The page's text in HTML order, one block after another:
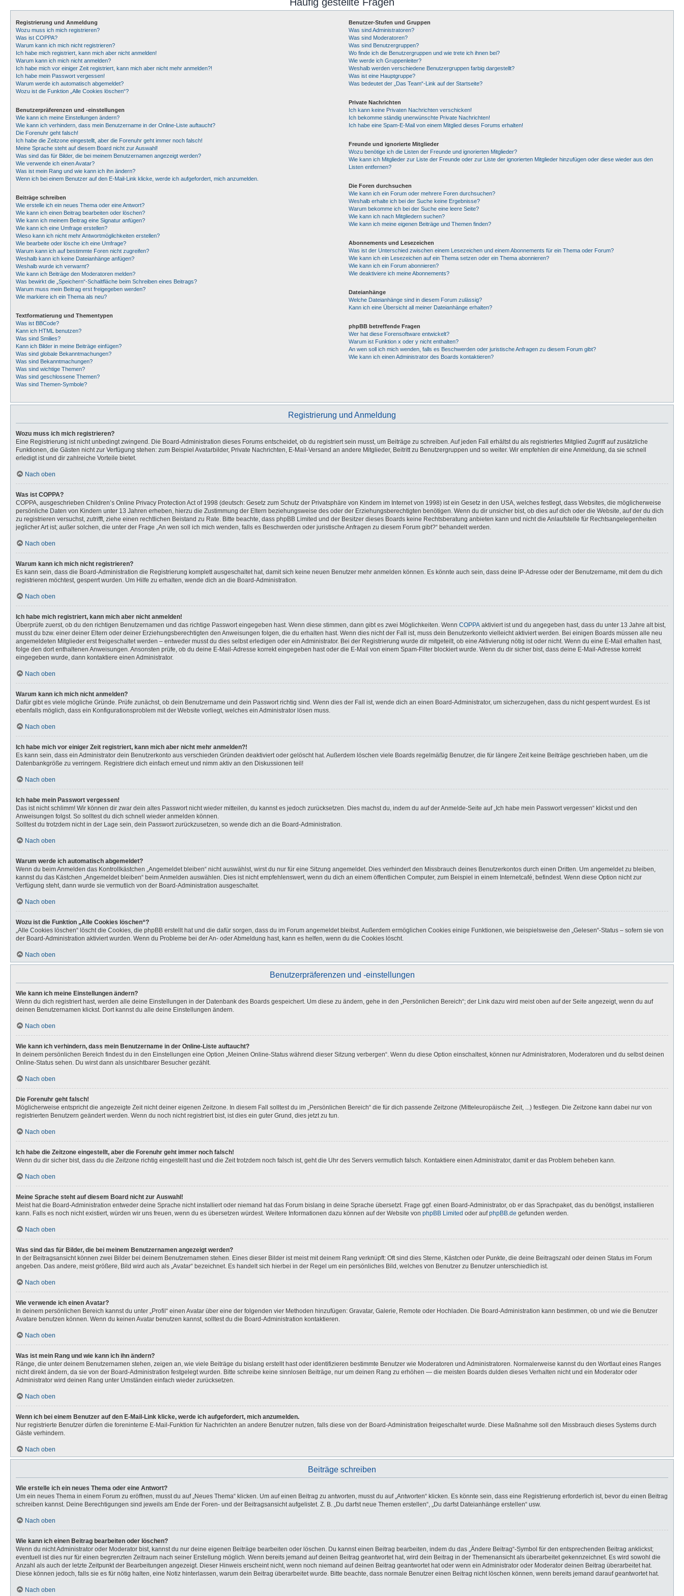
Registrierung und Anmeldung
Wozu muss ich mich registrieren?
Was ist COPPA?
Warum kann ich mich nicht registrieren?
Ich habe mich registriert, kann mich aber nicht anmelden!
Warum kann ich mich nicht anmelden?
Ich habe mich vor einiger Zeit registriert, kann mich aber nicht mehr anmelden?!
Ich habe mein Passwort vergessen!
Warum werde ich automatisch abgemeldet?
Wozu ist die Funktion „Alle Cookies löschen“?
Benutzerpräferenzen und -einstellungen
Wie kann ich meine Einstellungen ändern?
Wie kann ich verhindern, dass mein Benutzername in der Online-Liste auftaucht?
Die Forenuhr geht falsch!
Ich habe die Zeitzone eingestellt, aber die Forenuhr geht immer noch falsch!
Meine Sprache steht auf diesem Board nicht zur Auswahl!
Was sind das für Bilder, die bei meinem Benutzernamen angezeigt werden?
Wie verwende ich einen Avatar?
Was ist mein Rang und wie kann ich ihn ändern?
Wenn ich bei einem Benutzer auf den E-Mail-Link klicke, werde ich aufgefordert, mich anzumelden.
Beiträge schreiben
Wie erstelle ich ein neues Thema oder eine Antwort?
Wie kann ich einen Beitrag bearbeiten oder löschen?
Wie kann ich meinem Beitrag eine Signatur anfügen?
Wie kann ich eine Umfrage erstellen?
Wieso kann ich nicht mehr Antwortmöglichkeiten erstellen?
Wie bearbeite oder lösche ich eine Umfrage?
Warum kann ich auf bestimmte Foren nicht zugreifen?
Weshalb kann ich keine Dateianhänge anfügen?
Weshalb wurde ich verwarnt?
Wie kann ich Beiträge den Moderatoren melden?
Was bewirkt die „Speichern“-Schaltfläche beim Schreiben eines Beitrags?
Warum muss mein Beitrag erst freigegeben werden?
Wie markiere ich ein Thema als neu?
Textformatierung und Thementypen
Was ist BBCode?
Kann ich HTML benutzen?
Was sind Smilies?
Kann ich Bilder in meine Beiträge einfügen?
Was sind globale Bekanntmachungen?
Was sind Bekanntmachungen?
Was sind wichtige Themen?
Was sind geschlossene Themen?
Was sind Themen-Symbole?
Benutzer-Stufen und Gruppen
Was sind Administratoren?
Was sind Moderatoren?
Was sind Benutzergruppen?
Wo finde ich die Benutzergruppen und wie trete ich ihnen bei?
Wie werde ich Gruppenleiter?
Weshalb werden verschiedene Benutzergruppen farbig dargestellt?
Was ist eine Hauptgruppe?
Was bedeutet der „Das Team“-Link auf der Startseite?
Private Nachrichten
Ich kann keine Privaten Nachrichten verschicken!
Ich bekomme ständig unerwünschte Private Nachrichten!
Ich habe eine Spam-E-Mail von einem Mitglied dieses Forums erhalten!
Freunde und ignorierte Mitglieder
Wozu benötige ich die Listen der Freunde und ignorierten Mitglieder?
Wie kann ich Mitglieder zur Liste der Freunde oder zur Liste der ignorierten Mitglieder hinzufügen oder diese wieder aus den
Listen entfernen?
Die Foren durchsuchen
Wie kann ich ein Forum oder mehrere Foren durchsuchen?
Weshalb erhalte ich bei der Suche keine Ergebnisse?
Warum bekomme ich bei der Suche eine leere Seite?
Wie kann ich nach Mitgliedern suchen?
Wie kann ich meine eigenen Beiträge und Themen finden?
Abonnements und Lesezeichen
Was ist der Unterschied zwischen einem Lesezeichen und einem Abonnements für ein Thema oder Forum?
Wie kann ich ein Lesezeichen auf ein Thema setzen oder ein Thema abonnieren?
Wie kann ich ein Forum abonnieren?
Wie deaktiviere ich meine Abonnements?
Dateianhänge
Welche Dateianhänge sind in diesem Forum zulässig?
Kann ich eine Übersicht all meiner Dateianhänge erhalten?
phpBB betreffende Fragen
Wer hat diese Forensoftware entwickelt?
Warum ist Funktion x oder y nicht enthalten?
An wen soll ich mich wenden, falls es Beschwerden oder juristische Anfragen zu diesem Forum gibt?
Wie kann ich einen Administrator des Boards kontaktieren?
Registrierung und Anmeldung
Wozu muss ich mich registrieren?
Eine Registrierung ist nicht unbedingt zwingend. Die Board-Administration dieses Forums entscheidet, ob du registriert sein musst, um Beiträge zu schreiben. Auf jeden Fall erhältst du als registriertes Mitglied Zugriff auf zusätzliche
Funktionen, die Gästen nicht zur Verfügung stehen: zum Beispiel Avatarbilder, Private Nachrichten, E-Mail-Versand an andere Mitglieder, Beitritt zu Benutzergruppen und so weiter. Wir empfehlen dir eine Anmeldung, da sie schnell
erledigt ist und dir zahlreiche Vorteile bietet.
Nach oben
Was ist COPPA?
COPPA, ausgeschrieben Children’s Online Privacy Protection Act of 1998 (deutsch: Gesetz zum Schutz der Privatsphäre von Kindern im Internet von 1998) ist ein Gesetz in den USA, welches festlegt, dass Websites, die möglicherweise
persönliche Daten von Kindern unter 13 Jahren erheben, hierzu die Zustimmung der Eltern beziehungsweise des oder der Erziehungsberechtigten benötigen. Wenn du dir unsicher bist, ob dies auf dich oder die Website, auf der du dich
zu registrieren versuchst, zutrifft, ziehe einen rechtlichen Beistand zu Rate. Bitte beachte, dass phpBB Limited und der Besitzer dieses Boards keine Rechtsberatung anbieten kann und nicht die Anlaufstelle für Rechtsangelegenheiten
jeglicher Art ist; außer solchen, die unter der Frage „An wen soll ich mich wenden, falls es Beschwerden oder juristische Anfragen zu diesem Forum gibt?“ behandelt werden.
Nach oben
Warum kann ich mich nicht registrieren?
Es kann sein, dass die Board-Administration die Registrierung komplett ausgeschaltet hat, damit sich keine neuen Benutzer mehr anmelden können. Es könnte auch sein, dass deine IP-Adresse oder der Benutzername, mit dem du dich
registrieren möchtest, gesperrt wurden. Um Hilfe zu erhalten, wende dich an die Board-Administration.
Nach oben
Ich habe mich registriert, kann mich aber nicht anmelden!
Überprüfe zuerst, ob du den richtigen Benutzernamen und das richtige Passwort eingegeben hast. Wenn diese stimmen, dann gibt es zwei Möglichkeiten. Wenn COPPA aktiviert ist und du angegeben hast, dass du unter 13 Jahre alt bist,
musst du bzw. einer deiner Eltern oder deiner Erziehungsberechtigten den Anweisungen folgen, die du erhalten hast. Wenn dies nicht der Fall ist, muss dein Benutzerkonto vielleicht aktiviert werden. Bei einigen Boards müssen alle neu
angemeldeten Mitglieder erst freigeschaltet werden – entweder musst du dies selbst erledigen oder ein Administrator. Bei der Registrierung wurde dir mitgeteilt, ob eine Aktivierung nötig ist oder nicht. Wenn du eine E-Mail erhalten hast,
folge den dort enthaltenen Anweisungen. Ansonsten prüfe, ob du deine E-Mail-Adresse korrekt eingegeben hast oder die E-Mail von einem Spam-Filter blockiert wurde. Wenn du dir sicher bist, dass deine E-Mail-Adresse korrekt
eingegeben wurde, dann kontaktiere einen Administrator.
Nach oben
Warum kann ich mich nicht anmelden?
Dafür gibt es viele mögliche Gründe. Prüfe zunächst, ob dein Benutzername und dein Passwort richtig sind. Wenn dies der Fall ist, wende dich an einen Board-Administrator, um sicherzugehen, dass du nicht gesperrt wurdest. Es ist
ebenfalls möglich, dass ein Konfigurationsproblem mit der Website vorliegt, welches ein Administrator lösen muss.
Nach oben
Ich habe mich vor einiger Zeit registriert, kann mich aber nicht mehr anmelden?!
Es kann sein, dass ein Administrator dein Benutzerkonto aus verschieden Gründen deaktiviert oder gelöscht hat. Außerdem löschen viele Boards regelmäßig Benutzer, die für längere Zeit keine Beiträge geschrieben haben, um die
Datenbankgröße zu verringern. Registriere dich einfach erneut und nimm aktiv an den Diskussionen teil!
Nach oben
Ich habe mein Passwort vergessen!
Das ist nicht schlimm! Wir können dir zwar dein altes Passwort nicht wieder mitteilen, du kannst es jedoch zurücksetzen. Dies machst du, indem du auf der Anmelde-Seite auf „Ich habe mein Passwort vergessen“ klickst und den
Anweisungen folgst. So solltest du dich schnell wieder anmelden können.
Solltest du trotzdem nicht in der Lage sein, dein Passwort zurückzusetzen, so wende dich an die Board-Administration.
Nach oben
Warum werde ich automatisch abgemeldet?
Wenn du beim Anmelden das Kontrollkästchen „Angemeldet bleiben“ nicht auswählst, wirst du nur für eine Sitzung angemeldet. Dies verhindert den Missbrauch deines Benutzerkontos durch einen Dritten. Um angemeldet zu bleiben,
kannst du das Kästchen „Angemeldet bleiben“ beim Anmelden auswählen. Dies ist nicht empfehlenswert, wenn du dich an einem öffentlichen Computer, zum Beispiel in einem Internetcafé, befindest. Wenn diese Option nicht zur
Verfügung steht, dann wurde sie vermutlich von der Board-Administration ausgeschaltet.
Nach oben
Wozu ist die Funktion „Alle Cookies löschen“?
„Alle Cookies löschen“ löscht die Cookies, die phpBB erstellt hat und die dafür sorgen, dass du im Forum angemeldet bleibst. Außerdem ermöglichen Cookies einige Funktionen, wie beispielsweise den „Gelesen“-Status – sofern sie von
der Board-Administration aktiviert wurden. Wenn du Probleme bei der An- oder Abmeldung hast, kann es helfen, wenn du die Cookies löscht.
Nach oben
Benutzerpräferenzen und -einstellungen
Wie kann ich meine Einstellungen ändern?
Wenn du dich registriert hast, werden alle deine Einstellungen in der Datenbank des Boards gespeichert. Um diese zu ändern, gehe in den „Persönlichen Bereich“; der Link dazu wird meist oben auf der Seite angezeigt, wenn du auf
deinen Benutzernamen klickst. Dort kannst du alle deine Einstellungen ändern.
Nach oben
Wie kann ich verhindern, dass mein Benutzername in der Online-Liste auftaucht?
In deinem persönlichen Bereich findest du in den Einstellungen eine Option „Meinen Online-Status während dieser Sitzung verbergen“. Wenn du diese Option einschaltest, können nur Administratoren, Moderatoren und du selbst deinen
Online-Status sehen. Du wirst dann als unsichtbarer Besucher gezählt.
Nach oben
Die Forenuhr geht falsch!
Möglicherweise entspricht die angezeigte Zeit nicht deiner eigenen Zeitzone. In diesem Fall solltest du im „Persönlichen Bereich“ die für dich passende Zeitzone (Mitteleuropäische Zeit, ...) festlegen. Die Zeitzone kann dabei nur von
registrierten Benutzern geändert werden. Wenn du noch nicht registriert bist, ist dies ein guter Grund, dies jetzt zu tun.
Nach oben
Ich habe die Zeitzone eingestellt, aber die Forenuhr geht immer noch falsch!
Wenn du dir sicher bist, dass du die Zeitzone richtig eingestellt hast und die Zeit trotzdem noch falsch ist, geht die Uhr des Servers vermutlich falsch. Kontaktiere einen Administrator, damit er das Problem beheben kann.
Nach oben
Meine Sprache steht auf diesem Board nicht zur Auswahl!
Meist hat die Board-Administration entweder deine Sprache nicht installiert oder niemand hat das Forum bislang in deine Sprache übersetzt. Frage ggf. einen Board-Administrator, ob er das Sprachpaket, das du benötigst, installieren
kann. Falls es noch nicht existiert, würden wir uns freuen, wenn du es übersetzen würdest. Weitere Informationen dazu können auf der Website von phpBB Limited oder aufphpBB.de gefunden werden.
Nach oben
Was sind das für Bilder, die bei meinem Benutzernamen angezeigt werden?
In der Beitragsansicht können zwei Bilder bei deinem Benutzernamen stehen. Eines dieser Bilder ist meist mit deinem Rang verknüpft: Oft sind dies Sterne, Kästchen oder Punkte, die deine Beitragszahl oder deinen Status im Forum
angeben. Das andere, meist größere, Bild wird auch als „Avatar“ bezeichnet. Es handelt sich hierbei in der Regel um ein persönliches Bild, welches von Benutzer zu Benutzer unterschiedlich ist.
Nach oben
Wie verwende ich einen Avatar?
In deinem persönlichen Bereich kannst du unter „Profil“ einen Avatar über eine der folgenden vier Methoden hinzufügen: Gravatar, Galerie, Remote oder Hochladen. Die Board-Administration kann bestimmen, ob und wie die Benutzer
Avatare benutzen können. Wenn du keinen Avatar benutzen kannst, solltest du die Board-Administration kontaktieren.
Nach oben
Was ist mein Rang und wie kann ich ihn ändern?
Ränge, die unter deinem Benutzernamen stehen, zeigen an, wie viele Beiträge du bislang erstellt hast oder identifizieren bestimmte Benutzer wie Moderatoren und Administratoren. Normalerweise kannst du den Wortlaut eines Ranges
nicht direkt ändern, da sie von der Board-Administration festgelegt wurden. Bitte schreibe keine sinnlosen Beiträge, nur um deinen Rang zu erhöhen — die meisten Boards dulden dieses Verhalten nicht und ein Moderator oder
Administrator wird deinen Rang unter Umständen einfach wieder zurücksetzen.
Nach oben
Wenn ich bei einem Benutzer auf den E-Mail-Link klicke, werde ich aufgefordert, mich anzumelden.
Nur registrierte Benutzer dürfen die foreninterne E-Mail-Funktion für Nachrichten an andere Benutzer nutzen, falls diese von der Board-Administration freigeschaltet wurde. Diese Maßnahme soll den Missbrauch dieses Systems durch
Gäste verhindern.
Nach oben
Beiträge schreiben
Wie erstelle ich ein neues Thema oder eine Antwort?
Um ein neues Thema in einem Forum zu eröffnen, musst du auf „Neues Thema“ klicken. Um auf einen Beitrag zu antworten, musst du auf „Antworten“ klicken. Es könnte sein, dass eine Registrierung erforderlich ist, bevor du einen Beitrag
schreiben kannst. Deine Berechtigungen sind jeweils am Ende der Foren- und der Beitragsansicht aufgelistet. Z. B. „Du darfst neue Themen erstellen“, „Du darfst Dateianhänge erstellen“ usw.
Nach oben
Wie kann ich einen Beitrag bearbeiten oder löschen?
Wenn du nicht Administrator oder Moderator bist, kannst du nur deine eigenen Beiträge bearbeiten oder löschen. Du kannst einen Beitrag bearbeiten, indem du das „Ändere Beitrag“-Symbol für den entsprechenden Beitrag anklickst;
eventuell ist dies nur für einen begrenzten Zeitraum nach seiner Erstellung möglich. Wenn bereits jemand auf deinen Beitrag geantwortet hat, wird dein Beitrag in der Themenansicht als überarbeitet gekennzeichnet. Es wird sowohl die
Anzahl als auch der letzte Zeitpunkt der Bearbeitungen angezeigt. Dieser Hinweis erscheint nicht, wenn noch niemand auf deinen Beitrag geantwortet hat oder wenn ein Administrator oder Moderator deinen Beitrag überarbeitet hat.
Diese können jedoch, falls sie es für nötig halten, eine Notiz hinterlassen, warum dein Beitrag überarbeitet wurde. Bitte beachte, dass normale Benutzer einen Beitrag nicht löschen können, wenn bereits jemand darauf geantwortet hat.
Nach oben